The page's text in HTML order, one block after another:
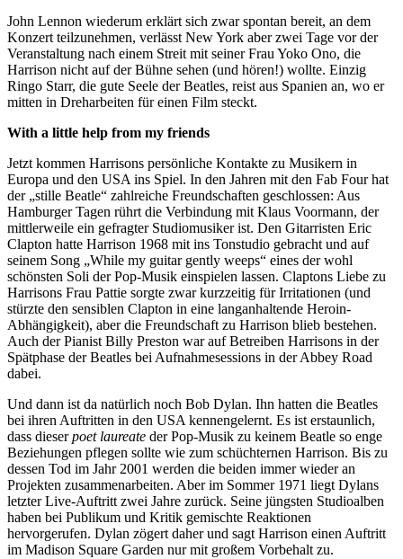
John Lennon wiederum erklärt sich zwar spontan bereit, an dem
Konzert teilzunehmen, verlässt New York aber zwei Tage vor der
Veranstaltung nach einem Streit mit seiner Frau Yoko Ono, die
Harrison nicht auf der Bühne sehen (und hören!) wollte. Einzig
Ringo Starr, die gute Seele der Beatles, reist aus Spanien an, wo er
mitten in Dreharbeiten für einen Film steckt.
With a little help from my friends
Jetzt kommen Harrisons persönliche Kontakte zu Musikern in
Europa und den USA ins Spiel. In den Jahren mit den Fab Four hat
der „stille Beatle“ zahlreiche Freundschaften geschlossen: Aus
Hamburger Tagen rührt die Verbindung mit Klaus Voormann, der
mittlerweile ein gefragter Studiomusiker ist. Den Gitarristen Eric
Clapton hatte Harrison 1968 mit ins Tonstudio gebracht und auf
seinem Song „While my guitar gently weeps“ eines der wohl
schönsten Soli der Pop-Musik einspielen lassen. Claptons Liebe zu
Harrisons Frau Pattie sorgte zwar kurzzeitig für Irritationen (und
stürzte den sensiblen Clapton in eine langanhaltende Heroin-
Abhängigkeit), aber die Freundschaft zu Harrison blieb bestehen.
Auch der Pianist Billy Preston war auf Betreiben Harrisons in der
Spätphase der Beatles bei Aufnahmesessions in der Abbey Road
dabei.
Und dann ist da natürlich noch Bob Dylan. Ihn hatten die Beatles
bei ihren Auftritten in den USA kennengelernt. Es ist erstaunlich,
dass dieserpoet laureate der Pop-Musik zu keinem Beatle so enge
Beziehungen pflegen sollte wie zum schüchternen Harrison. Bis zu
dessen Tod im Jahr 2001 werden die beiden immer wieder an
Projekten zusammenarbeiten. Aber im Sommer 1971 liegt Dylans
letzter Live-Auftritt zwei Jahre zurück. Seine jüngsten Studioalben
haben bei Publikum und Kritik gemischte Reaktionen
hervorgerufen. Dylan zögert daher und sagt Harrison einen Auftritt
im Madison Square Garden nur mit großem Vorbehalt zu.